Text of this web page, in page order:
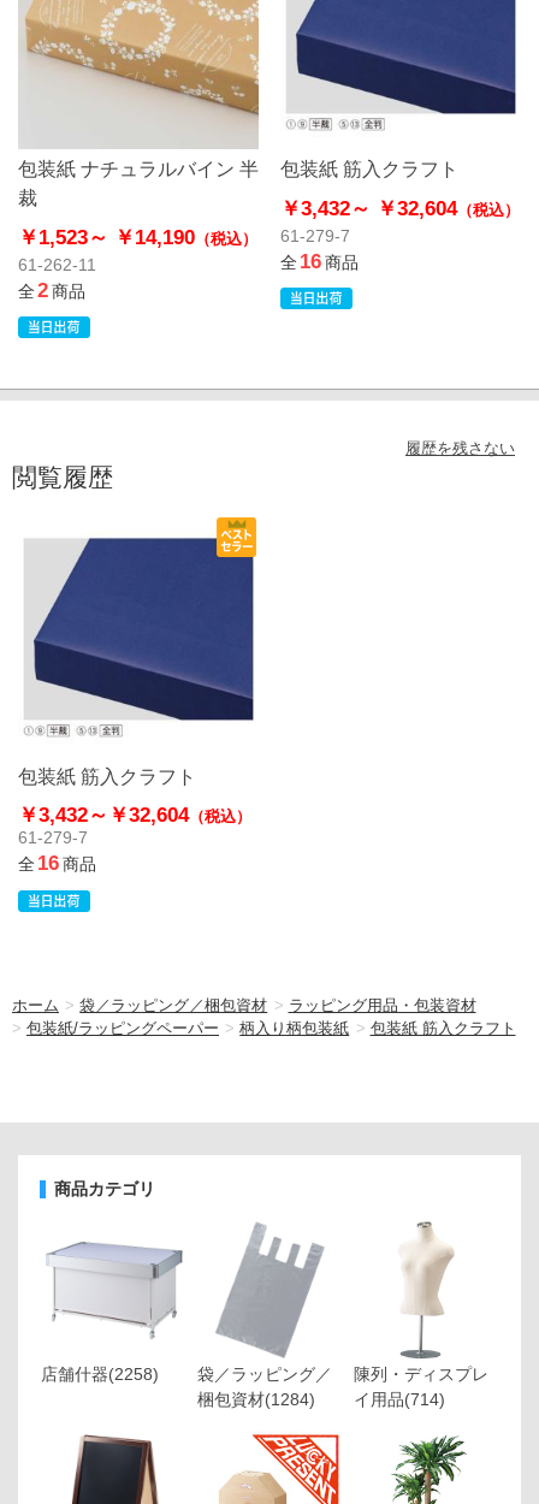
包装紙 ナチュラルバイン 半
裁
￥1,523～ ￥14,190 （税込）
61-262-11
全2商品
包装紙 筋入クラフト
￥3,432～ ￥32,604（税込）
61-279-7
全16商品
履歴を残さない
閲覧履歴
包装紙 筋入クラフト
￥3,432～ ￥32,604（税込）
61-279-7
全16商品
ホーム >袋／ラッピング／梱包資材 > ラッピング用品・包装資材
> 包装紙/ラッピングペーパー >柄入り柄包装紙 > 包装紙 筋入クラフト
商品カテゴリ
店舗什器(2258)
袋／ラッピング／
梱包資材(1284)
陳列・ディスプレ
イ用品(714)